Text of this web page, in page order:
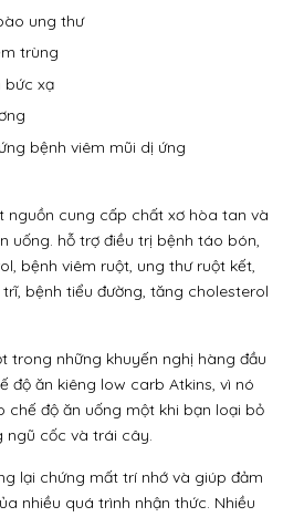
ung thư
trùng
bức xạ
bệnh viêm mũi dị ứng
nguồn cung cấp chất xơ hòa tan và
uống. hỗ trợ điều trị bệnh táo bón,
bệnh viêm ruột, ung thư ruột kết,
bệnh tiểu đường, tăng cholesterol
trong những khuyến nghị hàng đầu
độ ăn kiêng low carb Atkins, vì nó
chế độ ăn uống một khi bạn loại bỏ
cốc và trái cây.
lại chứng mất trí nhớ và giúp đảm
nhiều quá trình nhận thức. Nhiều